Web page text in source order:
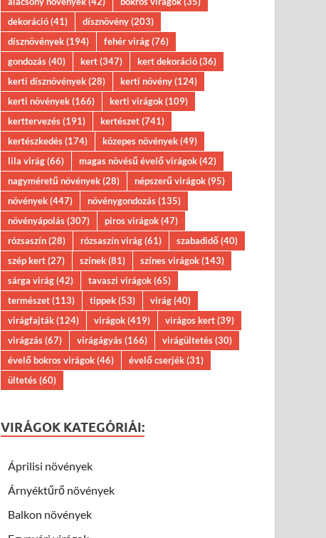
dekoráció(41) dísznövény(203)
dísznövények(194) fehér virág(76)
gondozás(40) kert(347) kert dekoráció(36)
kerti dísznövények(28) kerti növény(124)
kerti növények(166) kerti virágok(109)
kerttervezés(191) kertészet(741)
kertészkedés(174) közepes növények(49)
lila virág(66) magas növésű évelő virágok(42)
nagyméretű növények(28) népszerű virágok(95)
növények(447) növénygondozás(135)
növényápolás(307) piros virágok(47)
rózsaszín(28) rózsaszín virág(61) szabadidő(40)
szép kert(27) színek(81) színes virágok(143)
sárga virág(42) tavaszi virágok(65)
természet(113) tippek(53) virág(40)
virágfajták(124) virágok(419) virágos kert(39)
virágzás(67) virágágyás(166) virágültetés(30)
évelő bokros virágok(46) évelő cserjék(31)
ültetés(60)
VIRÁGOK KATEGÓRIÁI:
Áprilisi növények
Árnyéktűrő növények
Balkon növények